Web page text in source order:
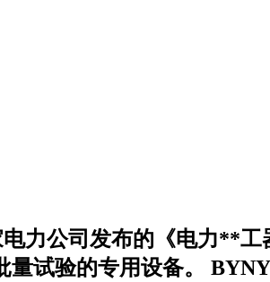
公司发布的《电力**工
试验的专用设备。